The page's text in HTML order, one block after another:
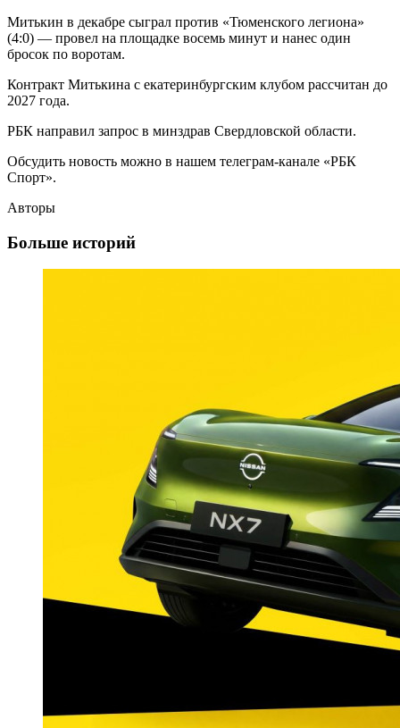
Митькин в декабре сыграл против «Тюменского легиона»
(4:0) — провел на площадке восемь минут и нанес один
бросок по воротам.
Контракт Митькина с екатеринбургским клубом рассчитан до
2027 года.
РБК направил запрос в минздрав Свердловской области.
Обсудить новость можно в нашем телеграм-канале «РБК
Спорт».
Авторы
Больше историй